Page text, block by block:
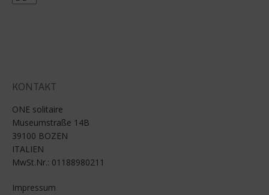
KONTAKT
ONE solitaire
Museumstraße 14B
39100 BOZEN
ITALIEN
MwSt.Nr.: 01188980211
Impressum